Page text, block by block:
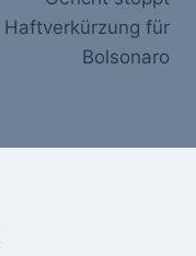
Haftverkürzung für
Bolsonaro